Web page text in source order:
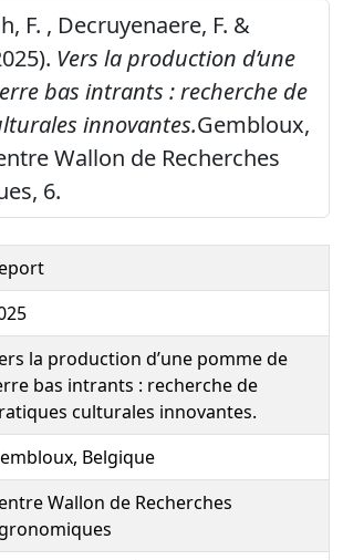
F. , Decruyenaere, F. &
Vers la production d’une
bas intrants : recherche de
innovantes.Gembloux,
Wallon de Recherches
6.
la production d’une pomme de
bas intrants : recherche de
culturales innovantes.
Belgique
Wallon de Recherches